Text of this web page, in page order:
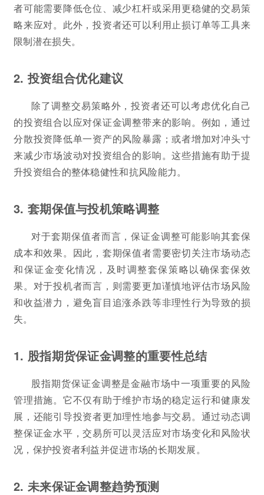
者可能需要降低仓位、减少杠杆或采用更稳健的交易策
略来应对。此外，投资者还可以利用止损订单等工具来
限制潜在损失。
2. 投资组合优化建议
除了调整交易策略外，投资者还可以考虑优化自己
的投资组合以应对保证金调整带来的影响。例如，通过
分散投资降低单一资产的风险暴露；或者增加对冲头寸
来减少市场波动对投资组合的影响。这些措施有助于提
升投资组合的整体稳健性和抗风险能力。
3. 套期保值与投机策略调整
对于套期保值者而言，保证金调整可能影响其套保
成本和效果。因此，套期保值者需要密切关注市场动态
和保证金变化情况，及时调整套保策略以确保套保效
果。对于投机者而言，则需要更加谨慎地评估市场风险
和收益潜力，避免盲目追涨杀跌等非理性行为导致的损
失。
1. 股指期货保证金调整的重要性总结
股指期货保证金调整是金融市场中一项重要的风险
管理措施。它不仅有助于维护市场的稳定运行和健康发
展，还能引导投资者更加理性地参与交易。通过动态调
整保证金水平，交易所可以灵活应对市场变化和风险状
况，保护投资者利益并促进市场的长期发展。
2. 未来保证金调整趋势预测